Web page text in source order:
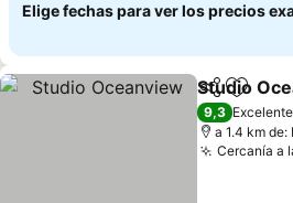
Elige fechas para ver los precios
Compartir
Studio
9,3 Excelente
a 1.4 km de:
Cercanía a